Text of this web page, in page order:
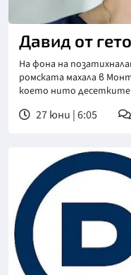
Давид от
На фона на
ромската махала в
което нито десетките
27 юни | 6:05